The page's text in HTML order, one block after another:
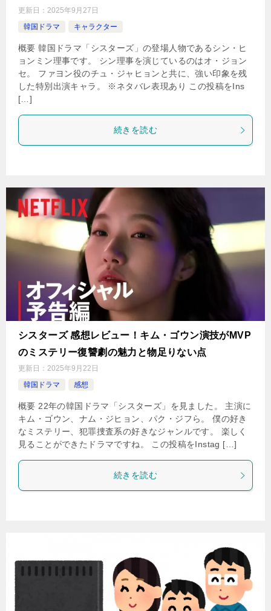
更新日： 2025年9月27日
韓国ドラマ
キャラクター
概要 韓国ドラマ「シスターズ」の登場人物であるシン・ヒ
ョンミン理事です。 シン理事を演じているのはオ・ジョン
セ。 ファヨン役のチュ・ジャヒョンと共に、強い印象を残
した特別出演キャラ。 ※ネタバレ表現あり この投稿をIns
[…]
続きを読む
シスターズ 感想レビュー！キム・ゴウン演技がMVP
のミステリー復讐劇の魅力と物足りない点
更新日： 2025年9月22日
韓国ドラマ
感想
概要 22年の韓国ドラマ「シスターズ」を見ました。 主演に
キム・ゴウン、ナム・ジヒョン、パク・ジフら。 僕の好き
なミステリー、犯罪捜査系の好きなジャンルです。 楽しく
見ることができたドラマですね。 この投稿をInstag […]
続きを読む